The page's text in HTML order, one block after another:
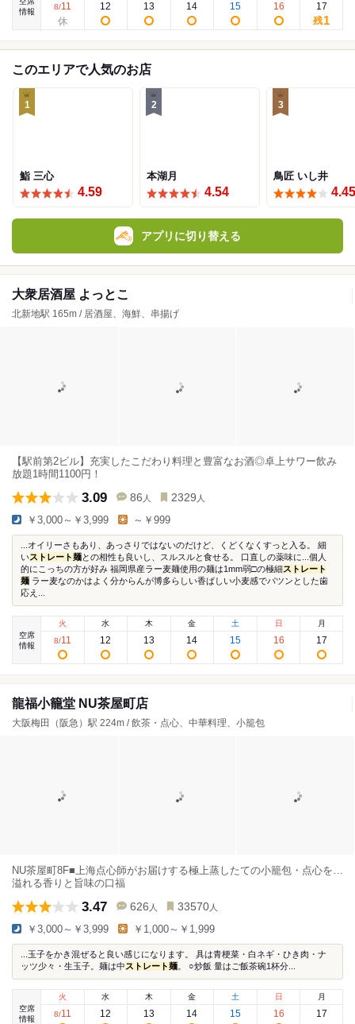
情報
8/11 12 13 14 15 16
17
残1
このエリアで人気のお店
1
鮨 三心
4.59
2
本湖月
4.54
3
鳥匠 いし井
4.45
アプリに切り替える
大衆居酒屋 よっとこ
北新地駅 165m / 居酒屋、海鮮、串揚げ
【駅前第2ビル】充実したこだわり料理と豊富なお酒◎卓上サワー飲み
放題1時間1100円！
3.09 86 人 2329 人
￥3,000～￥3,999 ～￥999
...オイリーさもあり、あっさりではないのだけど、くどくなくすっと入る。 細
いストレート麺との相性も良いし、スルスルと食せる。 口直しの薬味に...個人
的にこっちの方が好み 福岡県産ラー麦麺使用の麺は1mm弱□の極細ストレート
麺 ラー麦なのかはよく分からんが博多らしい香ばしい小麦感でパツンとした歯
応え...
空席
情報
火
8/11
水
12
木
13
金
14
土
15
日
16
月
17
龍福小籠堂 NU茶屋町店
大阪梅田（阪急）駅 224m / 飲茶・点心、中華料理、小籠包
NU茶屋町8F■上海点心師がお届けする極上蒸したての小籠包・点心を…
溢れる香りと旨味の口福
3.47 626 人 33570 人
￥3,000～￥3,999 ￥1,000～￥1,999
...玉子をかき混ぜると良い感じになります。 具は青梗菜・白ネギ・ひき肉・ナ
ッツ少々・生玉子。麺は中ストレート麺 。 ○炒飯 量はご飯茶碗1杯分...
空席
情報
火
8/11
水
12
木
13
金
14
土
15
日
16
月
17